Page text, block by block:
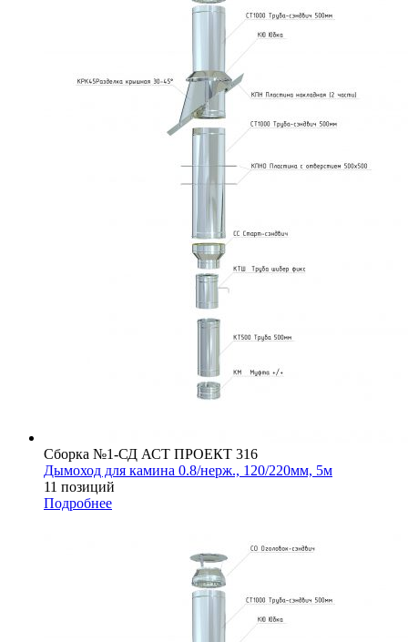
Сборка №1-СД АСТ ПРОЕКТ 316
Дымоход для камина 0.8/нерж., 120/220мм, 5м
11 позиций
Подробнее